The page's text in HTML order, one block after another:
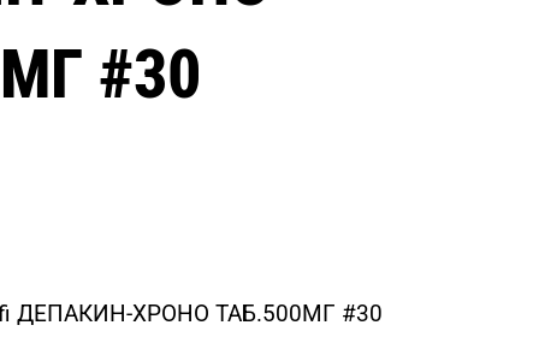
#30
ДЕПАКИН-ХРОНО ТАБ.500МГ #30